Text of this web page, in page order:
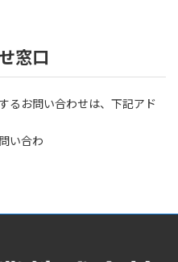
窓口
るお問い合わせは、下記アド
い合わ